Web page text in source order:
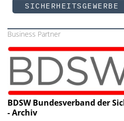
SICHERHEITSGEWERBE
Business Partner
BDSW Bundesverband der
- Archiv